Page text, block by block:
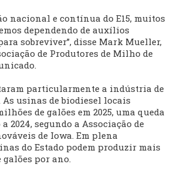
nacional e contínua do E15, muitos
dependendo de auxílios
sobreviver”, disse Mark Mueller,
de Produtores de Milho de
particularmente a indústria de
As usinas de biodiesel locais
de galões em 2025, uma queda
a 2024, segundo a Associação de
de Iowa. Em plena
do Estado podem produzir mais
galões por ano.